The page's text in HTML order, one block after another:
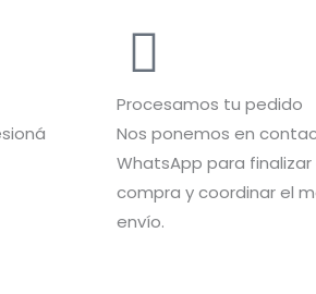
Procesamos tu pedido
Nos ponemos en
WhatsApp para
compra y coordinar el
envío.